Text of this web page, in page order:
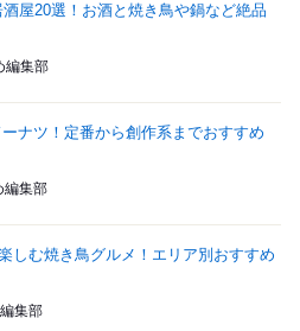
屋20選！お酒と焼き鳥や鍋など絶品
編集部
ナツ！定番から創作系までおすすめ
編集部
しむ焼き鳥グルメ！エリア別おすすめ
集部